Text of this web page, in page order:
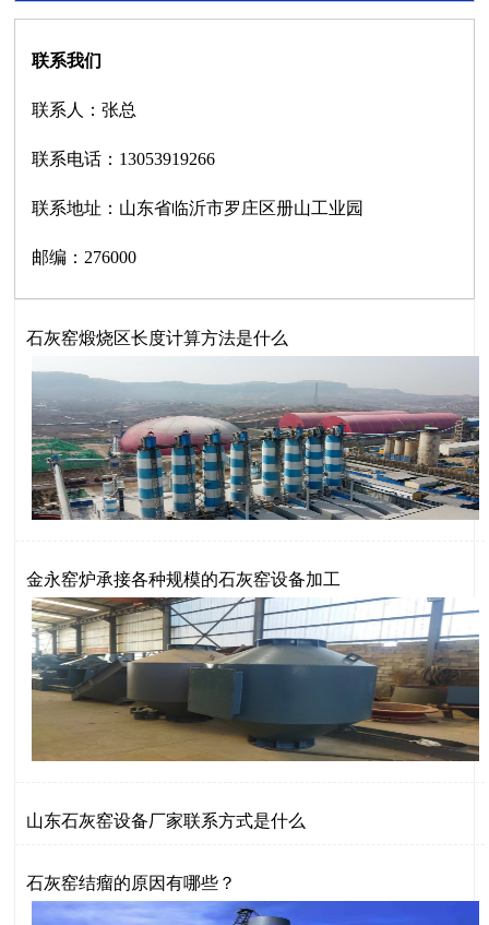
联系我们
联系人：张总
联系电话：13053919266
联系地址：山东省临沂市罗庄区册山工业园
邮编：276000
石灰窑煅烧区长度计算方法是什么
金永窑炉承接各种规模的石灰窑设备加工
山东石灰窑设备厂家联系方式是什么
石灰窑结瘤的原因有哪些？